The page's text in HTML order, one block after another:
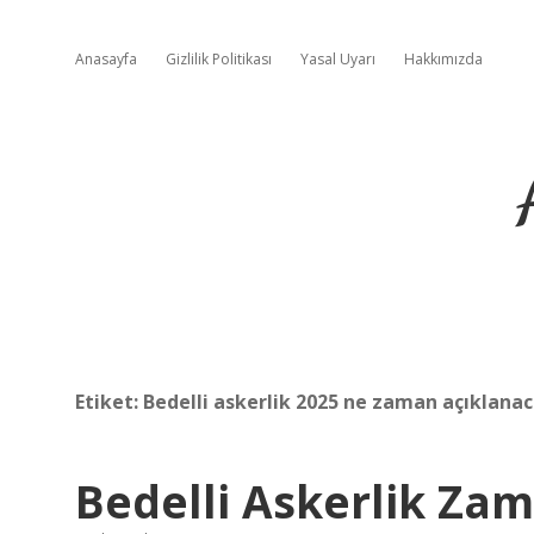
Anasayfa Gizlilik Politikası Yasal Uyarı Hakkımızda
Etiket: Bedelli askerlik 2025 ne zaman
Bedelli Askerlik